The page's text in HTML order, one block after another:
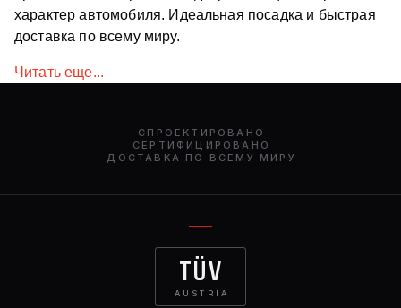
характер автомобиля. Идеальная посадка и быстрая
доставка по всему миру.
Читать еще...
СПРОЕКТИРОВАНО
СЕРТИФИЦИРОВАНО
ДОСТАВКА ПО ВСЕМУ МИРУ
TÜV
AUSTRIA